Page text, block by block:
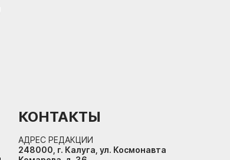
КОНТАКТЫ
АДРЕС РЕДАКЦИИ
248000, г. Калуга, ул. Космонавта